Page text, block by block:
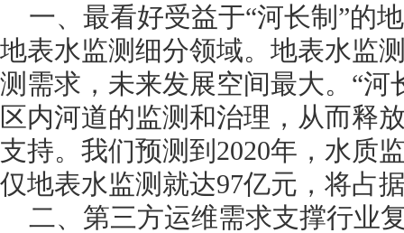
一、最看好受益于“河长制”的
地表水监测细分领域。地表水监
测需求，未来发展空间最大。“
区内河道的监测和治理，从而释
支持。我们预测到2020年，水质
仅地表水监测就达97亿元，将占
二、第三方运维需求支撑行业